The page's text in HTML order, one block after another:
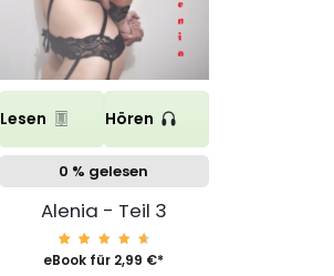
Lesen Hören
0 % gelesen
Alenia - Teil 3
Bewert
et mit
81
eBook für 2,99 €*